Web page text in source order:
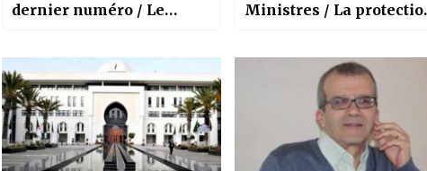
dernier numéro / Le
crises, “un principe
constant de l’Algérie”
Ministres / La
foncier destiné à
l’investissement, la
prévention des
de forêt et la protection
sociale du travailleur de
la pêche